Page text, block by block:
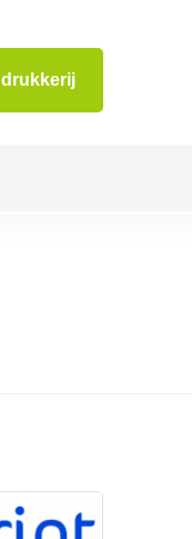
drukkerij